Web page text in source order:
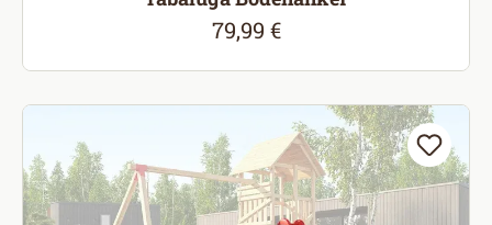
Regulärer Preis:
79,99 €